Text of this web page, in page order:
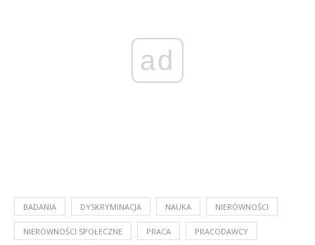
ad
BADANIA DYSKRYMINACJA NAUKA NIERÓWNOŚCI
NIERÓWNOŚCI SPOŁECZNE PRACA PRACODAWCY